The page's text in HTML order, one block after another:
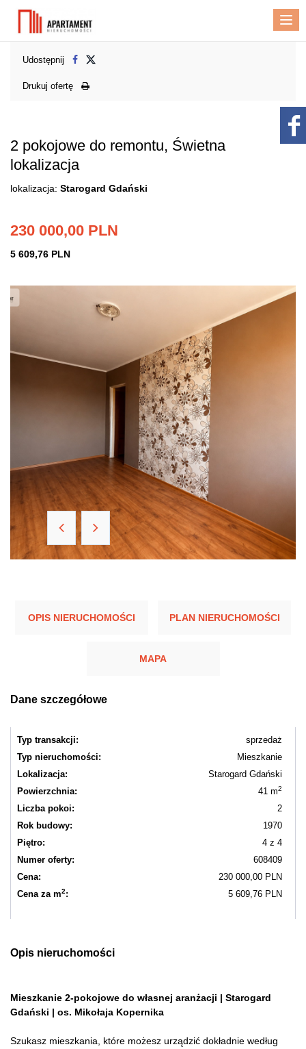
Udostępnij
Drukuj ofertę
2 pokojowe do remontu, Świetna
lokalizacja
lokalizacja: Starogard Gdański
230 000,00 PLN
5 609,76 PLN
OPIS NIERUCHOMOŚCI PLAN NIERUCHOMOŚCI
MAPA
Dane szczegółowe
Typ transakcji:
sprzedaż
Typ nieruchomości:
Mieszkanie
Lokalizacja:
Starogard Gdański
Powierzchnia:
41 m2
Liczba pokoi:
2
Rok budowy:
1970
Piętro:
4 z 4
Numer oferty:
608409
Cena:
230 000,00 PLN
Cena za m2: 5 609,76 PLN
Opis nieruchomości
Mieszkanie 2-pokojowe do własnej aranżacji | Starogard
Gdański | os. Mikołaja Kopernika
Szukasz mieszkania, które możesz urządzić dokładnie według